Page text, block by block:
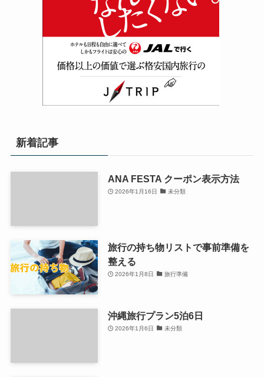
新着記事
ANA FESTA クーポン表示方法
2026年1月16日 未分類
旅行の持ち物リストで事前準備を
整える
2026年1月8日 旅行準備
沖縄旅行プラン5泊6日
2026年1月6日 未分類